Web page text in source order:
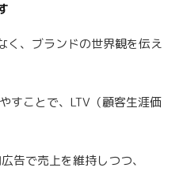
く、ブランドの世界観を伝え
すことで、LTV（顧客生涯価
告で売上を維持しつつ、